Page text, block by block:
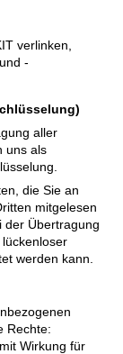
verlinken,
-
aller
uns als
die Sie an
mitgelesen
der Übertragung
werden kann.
Rechte:
Wirkung für